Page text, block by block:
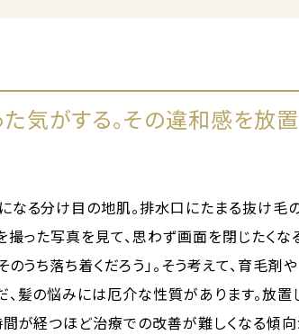
気がする。その違和感を放置
なる分け目の地肌。排水口にたまる抜け毛
撮った写真を見て、思わず画面を閉じたくな
のうち落ち着くだろう」。そう考えて、育毛剤
、髪の悩みには厄介な性質があります。放
間が経つほど治療での改善が難しくなる傾向